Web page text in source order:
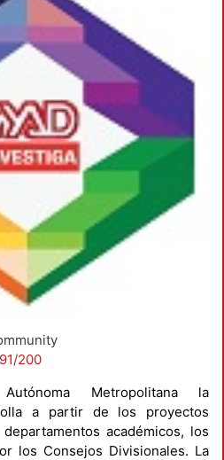
200
Metropolitana la
a partir de los proyectos
académicos, los
los Consejos Divisionales. La